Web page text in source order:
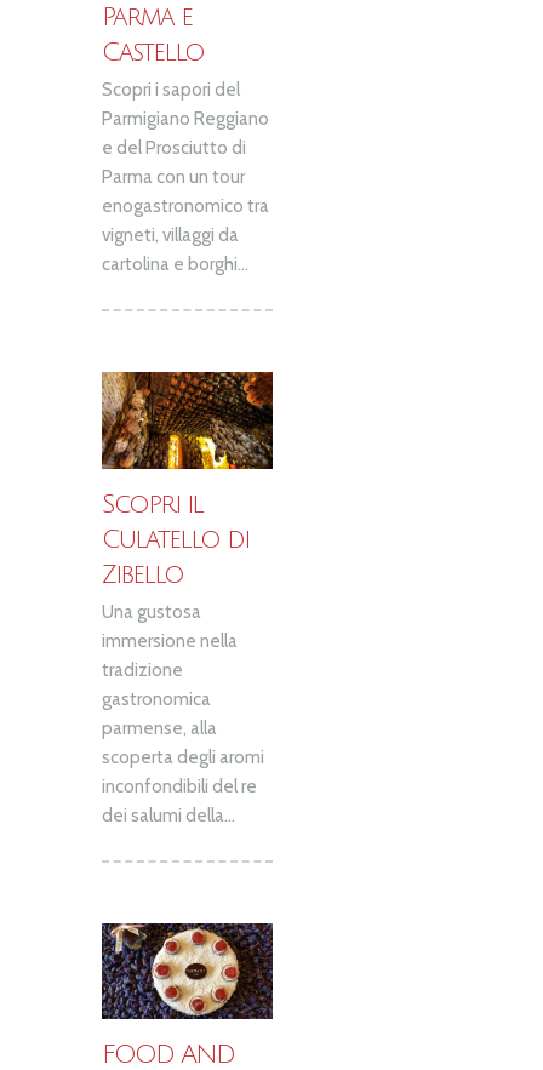
Parma e
Castello
Scopri i sapori del
Parmigiano Reggiano
e del Prosciutto di
Parma con un tour
enogastronomico tra
vigneti, villaggi da
cartolina e borghi...
Scopri il
Culatello di
Zibello
Una gustosa
immersione nella
tradizione
gastronomica
parmense, alla
scoperta degli aromi
inconfondibili del re
dei salumi della...
FOOD AND